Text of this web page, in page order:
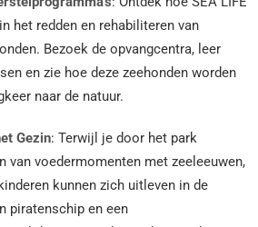
het redden en rehabiliteren van
Bezoek de opvangcentra, leer
en zie hoe deze zeehonden worden
naar de natuur.
Gezin: Terwijl je door het park
van voedermomenten met zeeleeuwen,
kunnen zich uitleven in de
piratenschip en een